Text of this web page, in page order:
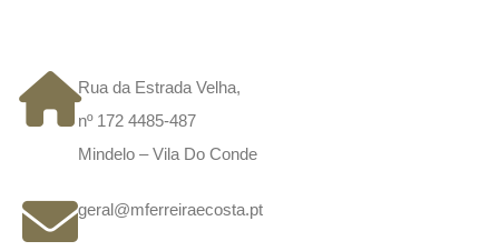
Rua da Estrada Velha,
nº 172 4485-487
Mindelo – Vila Do Conde
geral@mferreiraecosta.pt